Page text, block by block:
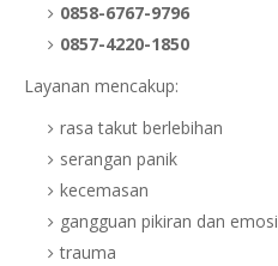
0858-6767-9796
0857-4220-1850
Layanan mencakup:
rasa takut berlebihan
serangan panik
kecemasan
gangguan pikiran dan emosi
trauma